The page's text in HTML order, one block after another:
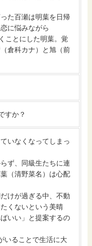
た百瀬は明葉を日帰
に悩みながら
ことにした明葉。覚
倉科カナ）と旭（前
すか？
いなくなってしまっ
ず、同級生たちに連
（清野菜名）は心配
けが過ぎる中、不動
くないという美晴
いい」と提案するの
いることで生活に大